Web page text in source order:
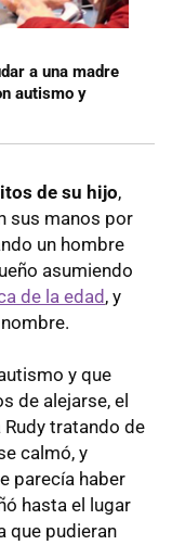
a una madre
autismo y
de su hijo,
sus manos por
un hombre
asumiendo
de la edad , y
y que
de alejarse, el
tratando de
calmó, y
parecía haber
hasta el lugar
que pudieran